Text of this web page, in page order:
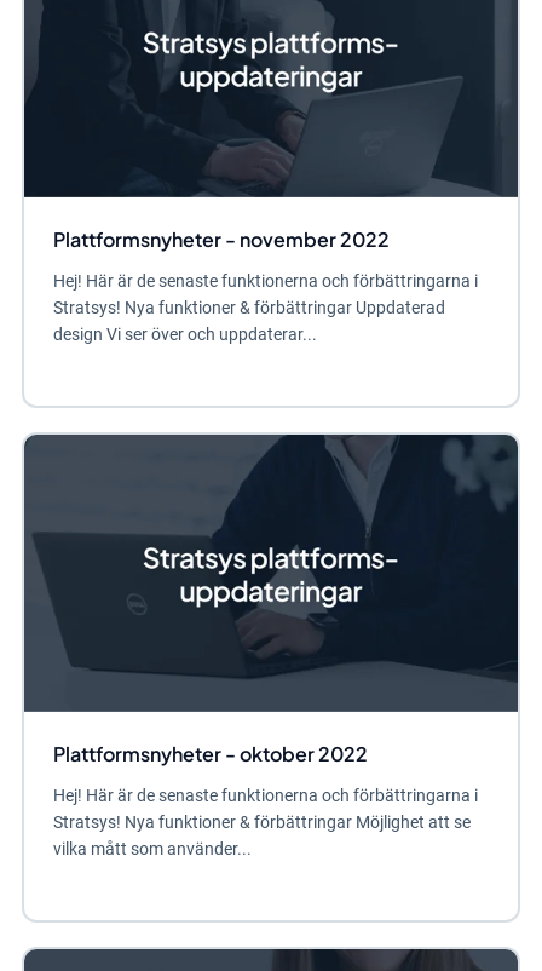
Plattformsnyheter - november 2022
Hej! Här är de senaste funktionerna och förbättringarna i
Stratsys! Nya funktioner & förbättringar Uppdaterad
design Vi ser över och uppdaterar...
Plattformsnyheter - oktober 2022
Hej! Här är de senaste funktionerna och förbättringarna i
Stratsys! Nya funktioner & förbättringar Möjlighet att se
vilka mått som använder...